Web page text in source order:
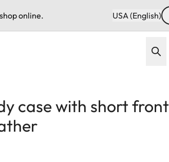
online. USA (English)
case with short front